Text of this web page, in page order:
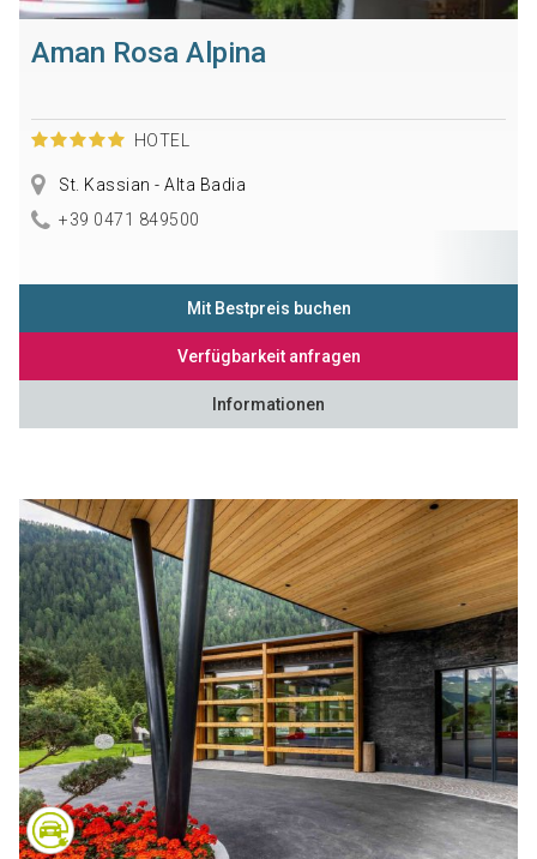
Aman Rosa Alpina
HOTEL
St. Kassian - Alta Badia
+39 0471 849500
Mit Bestpreis buchen
Verfügbarkeit anfragen
Informationen